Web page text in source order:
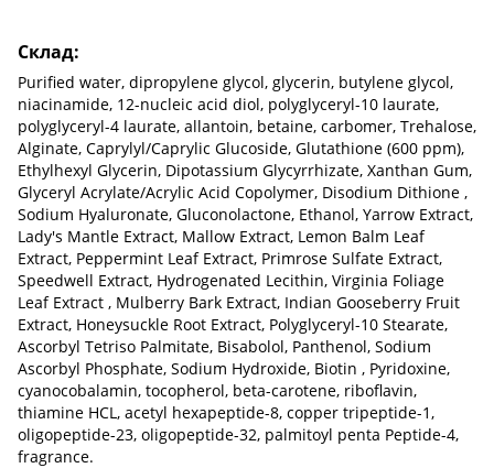
Склад:
Purified water, dipropylene glycol, glycerin, butylene glycol,
niacinamide, 12-nucleic acid diol, polyglyceryl-10 laurate,
polyglyceryl-4 laurate, allantoin, betaine, carbomer, Trehalose,
Alginate, Caprylyl/Caprylic Glucoside, Glutathione (600 ppm),
Ethylhexyl Glycerin, Dipotassium Glycyrrhizate, Xanthan Gum,
Glyceryl Acrylate/Acrylic Acid Copolymer, Disodium Dithione ,
Sodium Hyaluronate, Gluconolactone, Ethanol, Yarrow Extract,
Lady's Mantle Extract, Mallow Extract, Lemon Balm Leaf
Extract, Peppermint Leaf Extract, Primrose Sulfate Extract,
Speedwell Extract, Hydrogenated Lecithin, Virginia Foliage
Leaf Extract , Mulberry Bark Extract, Indian Gooseberry Fruit
Extract, Honeysuckle Root Extract, Polyglyceryl-10 Stearate,
Ascorbyl Tetriso Palmitate, Bisabolol, Panthenol, Sodium
Ascorbyl Phosphate, Sodium Hydroxide, Biotin , Pyridoxine,
cyanocobalamin, tocopherol, beta-carotene, riboflavin,
thiamine HCL, acetyl hexapeptide-8, copper tripeptide-1,
oligopeptide-23, oligopeptide-32, palmitoyl penta Peptide-4,
fragrance.